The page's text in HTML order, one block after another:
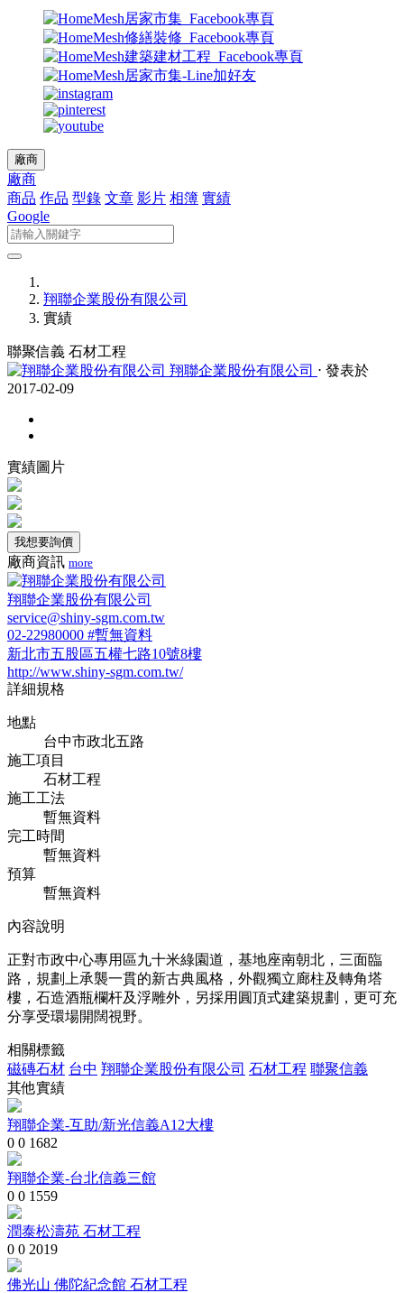
廠商
廠商
商品 作品 型錄 文章 影片 相簿 實績
Google
翔聯企業股份有限公司
實績
聯聚信義 石材工程
翔聯企業股份有限公司 ⋅ 發表於
2017-02-09
實績圖片
我想要詢價
廠商資訊 more
翔聯企業股份有限公司
service@shiny-sgm.com.tw
02-22980000 #暫無資料
新北市五股區五權七路10號8樓
http://www.shiny-sgm.com.tw/
詳細規格
地點
台中市政北五路
施工項目
石材工程
施工工法
暫無資料
完工時間
暫無資料
預算
暫無資料
內容說明
正對市政中心專用區九十米綠園道，基地座南朝北，三面臨
路，規劃上承襲一貫的新古典風格，外觀獨立廊柱及轉角塔
樓，石造酒瓶欄杆及浮雕外，另採用圓頂式建築規劃，更可充
分享受環場開闊視野。
相關標籤
磁磚石材 台中 翔聯企業股份有限公司 石材工程 聯聚信義
其他實績
翔聯企業-互助/新光信義A12大樓
0 0 1682
翔聯企業-台北信義三館
0 0 1559
潤泰松濤苑 石材工程
0 0 2019
佛光山 佛陀紀念館 石材工程